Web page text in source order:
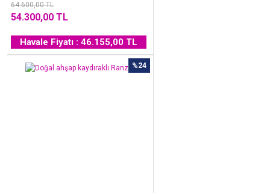
64.600,00 TL
54.300,00 TL
Havale Fiyatı : 46.155,00 TL
%24